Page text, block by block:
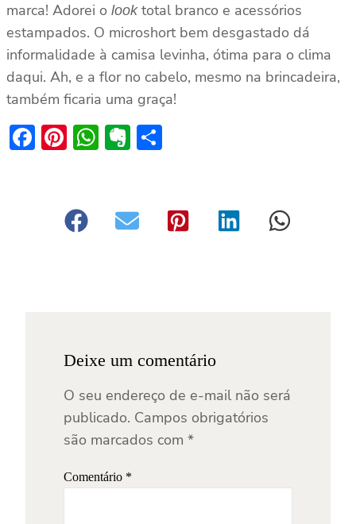
marca! Adorei o look total branco e acessórios
estampados. O microshort bem desgastado dá
informalidade à camisa levinha, ótima para o clima
daqui. Ah, e a flor no cabelo, mesmo na brincadeira,
também ficaria uma graça!
Facebook
Pinterest
WhatsApp
Evernote
Deixe um comentário
O seu endereço de e-mail não será
publicado. Campos obrigatórios
são marcados com *
Comentário *